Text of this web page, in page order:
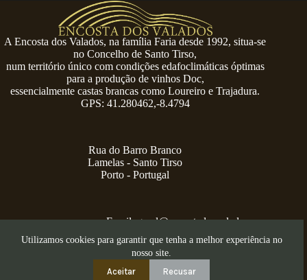
Utilizamos cookies para garantir que tenha a melhor experiência no
nosso site.
Aceitar
Recusar
A Encosta dos Valados, na família Faria desde 1992, situa-se
no Concelho de Santo Tirso,
num território único com condições edafoclimáticas óptimas
para a produção de vinhos Doc,
essencialmente castas brancas como Loureiro e Trajadura.
GPS: 41.280462,-8.4794
Rua do Barro Branco
Lamelas - Santo Tirso
Porto - Portugal
Email:geral@encostadosvalados.com
+351 914 729 624
Copyright © 2026 – Serra dos Valados